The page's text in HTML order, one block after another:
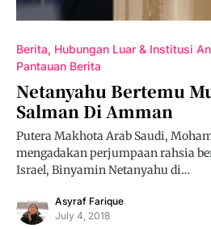
Berita Hubungan Luar & Institusi
Pantauan Berita
Netanyahu Bertemu
Salman Di Amman
Putera Makhota Arab Saudi,
mengadakan perjumpaan rahsia
Israel, Binyamin Netanyahu di…
Asyraf Farique
July 4, 2018